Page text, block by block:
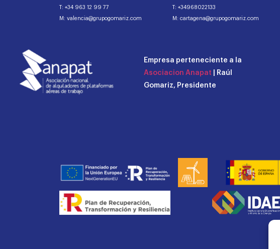
T: +34 963 12 99 77
M: valencia@grupogomariz.com
T: +34968022133
M: cartagena@grupogomariz.com
Empresa perteneciente a la
Asociacion Anapat | Raúl
Gomariz, Presidente